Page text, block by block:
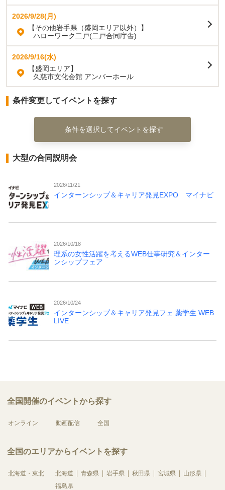
2026/9/28(月)
【その他岩手県（盛岡エリア以外）】
ハローワーク二戸(二戸合同庁舎)
2026/9/16(水)
【盛岡エリア】
久慈市文化会館 アンバーホール
条件変更してイベントを探す
条件を選択してイベントを探す
大型の合同説明会
2026/11/21
インターンシップ＆キャリア発見EXPO マイナビ
2026/10/18
理系の女性活躍を考えるWEB仕事研究＆インター
ンシップフェア
2026/10/24
インターンシップ＆キャリア発見フェ 薬学生 WEB
LIVE
全国開催のイベントから探す
オンライン 動画配信 全国
全国のエリアからイベントを探す
北海道・東北 北海道 青森県 岩手県 秋田県 宮城県
山形県
福島県